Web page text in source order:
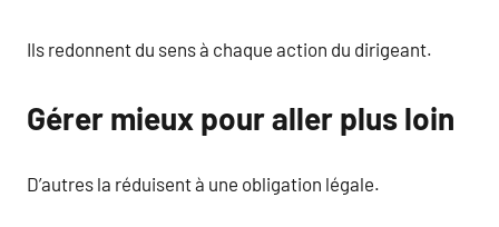
Ils redonnent du sens à chaque action du dirigeant.
Gérer mieux pour aller plus loin
D’autres la réduisent à une obligation légale.